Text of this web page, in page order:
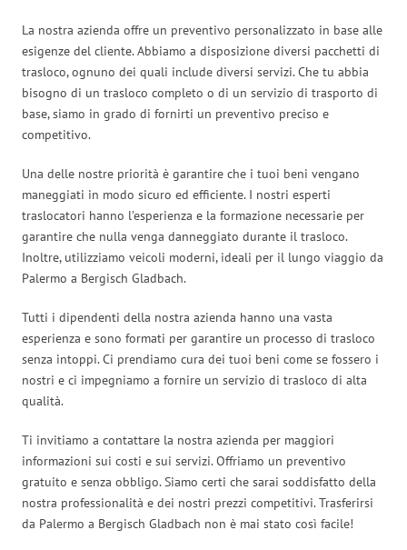
La nostra azienda offre un preventivo personalizzato in base alle
esigenze del cliente. Abbiamo a disposizione diversi pacchetti di
trasloco, ognuno dei quali include diversi servizi. Che tu abbia
bisogno di un trasloco completo o di un servizio di trasporto di
base, siamo in grado di fornirti un preventivo preciso e
competitivo.
Una delle nostre priorità è garantire che i tuoi beni vengano
maneggiati in modo sicuro ed efficiente. I nostri esperti
traslocatori hanno l’esperienza e la formazione necessarie per
garantire che nulla venga danneggiato durante il trasloco.
Inoltre, utilizziamo veicoli moderni, ideali per il lungo viaggio da
Palermo a Bergisch Gladbach.
Tutti i dipendenti della nostra azienda hanno una vasta
esperienza e sono formati per garantire un processo di trasloco
senza intoppi. Ci prendiamo cura dei tuoi beni come se fossero i
nostri e ci impegniamo a fornire un servizio di trasloco di alta
qualità.
Ti invitiamo a contattare la nostra azienda per maggiori
informazioni sui costi e sui servizi. Offriamo un preventivo
gratuito e senza obbligo. Siamo certi che sarai soddisfatto della
nostra professionalità e dei nostri prezzi competitivi. Trasferirsi
da Palermo a Bergisch Gladbach non è mai stato così facile!